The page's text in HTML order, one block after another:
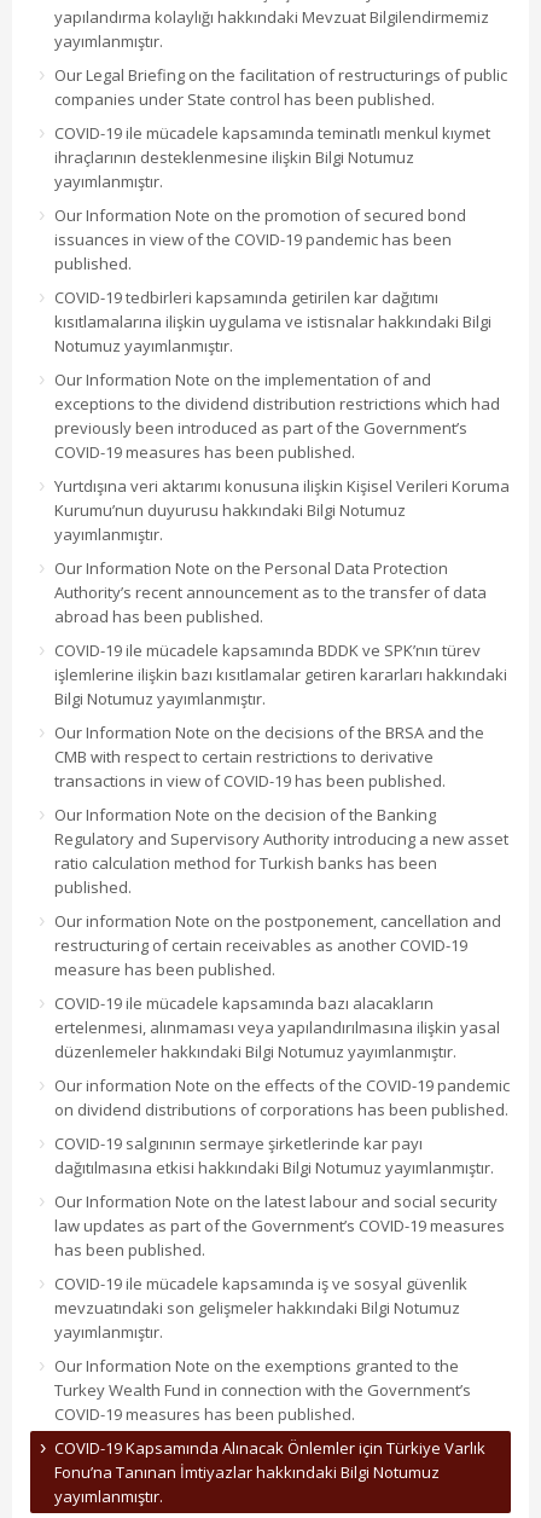
yapılandırma kolaylığı hakkındaki Mevzuat Bilgilendirmemiz
yayımlanmıştır.
Our Legal Briefing on the facilitation of restructurings of public
companies under State control has been published.
COVID-19 ile mücadele kapsamında teminatlı menkul kıymet
ihraçlarının desteklenmesine ilişkin Bilgi Notumuz
yayımlanmıştır.
Our Information Note on the promotion of secured bond
issuances in view of the COVID-19 pandemic has been
published.
COVID-19 tedbirleri kapsamında getirilen kar dağıtımı
kısıtlamalarına ilişkin uygulama ve istisnalar hakkındaki Bilgi
Notumuz yayımlanmıştır.
Our Information Note on the implementation of and
exceptions to the dividend distribution restrictions which had
previously been introduced as part of the Government’s
COVID-19 measures has been published.
Yurtdışına veri aktarımı konusuna ilişkin Kişisel Verileri Koruma
Kurumu’nun duyurusu hakkındaki Bilgi Notumuz
yayımlanmıştır.
Our Information Note on the Personal Data Protection
Authority’s recent announcement as to the transfer of data
abroad has been published.
COVID-19 ile mücadele kapsamında BDDK ve SPK’nın türev
işlemlerine ilişkin bazı kısıtlamalar getiren kararları hakkındaki
Bilgi Notumuz yayımlanmıştır.
Our Information Note on the decisions of the BRSA and the
CMB with respect to certain restrictions to derivative
transactions in view of COVID-19 has been published.
Our Information Note on the decision of the Banking
Regulatory and Supervisory Authority introducing a new asset
ratio calculation method for Turkish banks has been
published.
Our information Note on the postponement, cancellation and
restructuring of certain receivables as another COVID-19
measure has been published.
COVID-19 ile mücadele kapsamında bazı alacakların
ertelenmesi, alınmaması veya yapılandırılmasına ilişkin yasal
düzenlemeler hakkındaki Bilgi Notumuz yayımlanmıştır.
Our information Note on the effects of the COVID-19 pandemic
on dividend distributions of corporations has been published.
COVID-19 salgınının sermaye şirketlerinde kar payı
dağıtılmasına etkisi hakkındaki Bilgi Notumuz yayımlanmıştır.
Our Information Note on the latest labour and social security
law updates as part of the Government’s COVID-19 measures
has been published.
COVID-19 ile mücadele kapsamında iş ve sosyal güvenlik
mevzuatındaki son gelişmeler hakkındaki Bilgi Notumuz
yayımlanmıştır.
Our Information Note on the exemptions granted to the
Turkey Wealth Fund in connection with the Government’s
COVID-19 measures has been published.
COVID-19 Kapsamında Alınacak Önlemler için Türkiye Varlık
Fonu’na Tanınan İmtiyazlar hakkındaki Bilgi Notumuz
yayımlanmıştır.